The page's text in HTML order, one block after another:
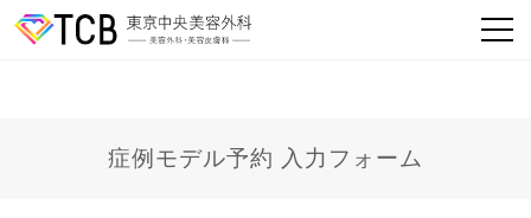
症例モデル予約 入力フォーム